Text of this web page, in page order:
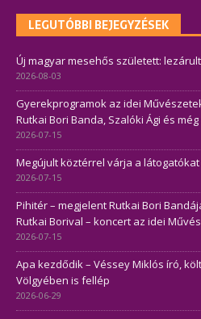
LEGUTÓBBI BEJEGYZÉSEK
Új magyar mesehős született:
2026-08-03
Gyerekprogramok az idei
Rutkai Bori Banda, Szalóki Ági és
2026-07-15
Megújult köztérrel várja a
2026-07-15
Pihitér – megjelent Rutkai Bori
Rutkai Borival – koncert az idei
2026-07-15
Apa kezdődik – Véssey Miklós író,
Völgyében is fellép
2026-06-29